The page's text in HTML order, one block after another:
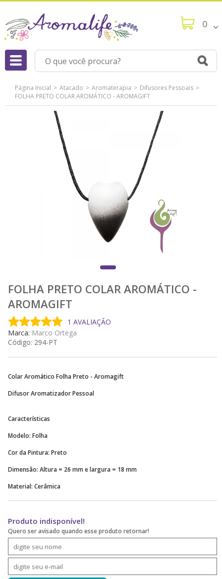
0
Página Inicial Atacado Aromaterapia
Difusores Pessoais
FOLHA PRETO COLAR AROMÁTICO - AROMAGIFT
FOLHA PRETO COLAR AROMÁTICO -
AROMAGIFT
1 AVALIAÇÃO
Marca: Marco Ortega
Código: 294-PT
Colar Aromático Folha Preto - Aromagift
Difusor Aromatizador Pessoal
Características
Modelo: Folha
Cor da Pintura: Preto
Dimensão: Altura = 26 mm e largura = 18 mm
Material: Cerâmica
Produto indisponível!
Quero ser avisado quando esse produto retornar!